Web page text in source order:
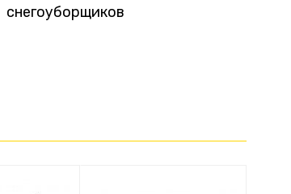
снегоуборщиков